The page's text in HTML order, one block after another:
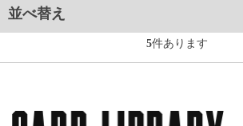
並べ替え
5件あります